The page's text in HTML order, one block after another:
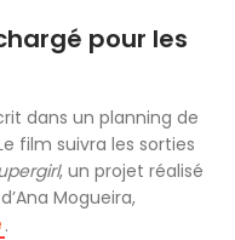
pour les
dans un planning de
film suivra les sorties
, un projet réalisé
Mogueira,
.